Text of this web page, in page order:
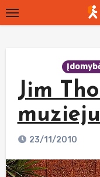
Skip
to
Jim
23/11/2010